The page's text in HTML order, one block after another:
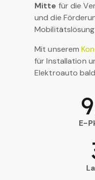
Mitte für die
und die
Mit unserem
für Installation
Elektroauto
E-